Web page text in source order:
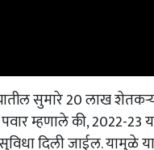
सुमारे 20 लाख
म्हणाले की, 2022-23
दिली जाईल. यामुळे